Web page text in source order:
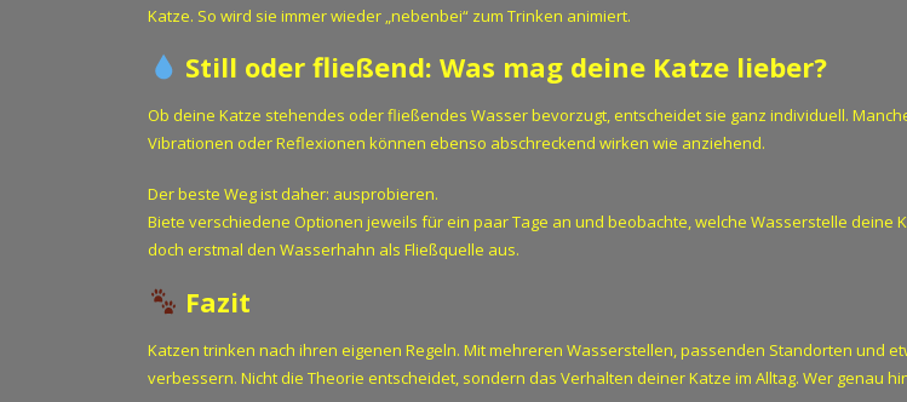
Katze. So wird sie immer wieder „nebenbei“ zum Trinken animiert.
Still oder fließend: Was mag deine Katze lieber?
Ob deine Katze stehendes oder fließendes Wasser bevorzugt, entscheidet sie ganz individuell.
Vibrationen oder Reflexionen können ebenso abschreckend wirken wie anziehend.
Der beste Weg ist daher: ausprobieren.
Biete verschiedene Optionen jeweils für ein paar Tage an und beobachte, welche Wasserstelle
doch erstmal den Wasserhahn als Fließquelle aus.
Fazit
Katzen trinken nach ihren eigenen Regeln. Mit mehreren Wasserstellen, passenden Standorten und
verbessern. Nicht die Theorie entscheidet, sondern das Verhalten deiner Katze im Alltag. Wer genau